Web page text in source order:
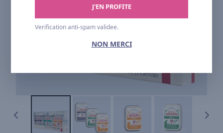
J'EN PROFITE
Verification anti-spam validee.
NON MERCI